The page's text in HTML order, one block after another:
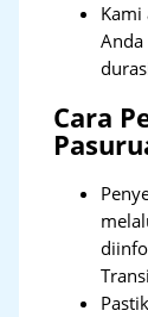
Kami
Anda
Cara